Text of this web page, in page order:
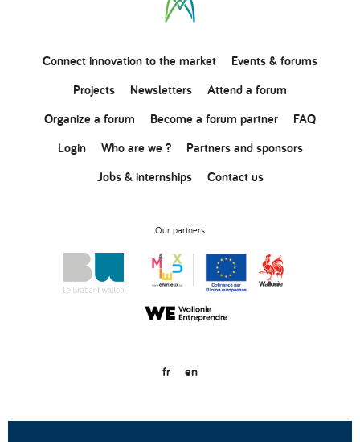
Connectinnovationto the market
Events & forums
Projects
Newsletters
Attend a forum
Organize a forum
Become a forum partner
FAQ
Login
Who are we ?
Partners and sponsors
Jobs & internships
Contact us
Our partners
fr en
© Copyright 2020